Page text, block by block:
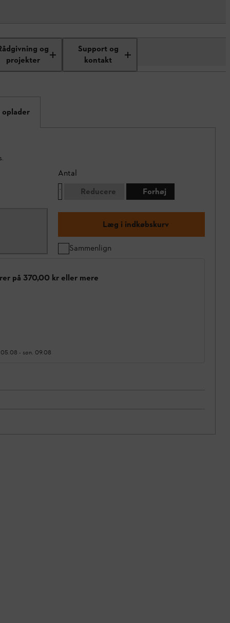
og
projekter
Support og
kontakt
Antal
Reducere
Forhøj
Læg i indkøbskurv
Sammenlign
på 370,00 kr eller mere
05.08 - søn. 09.08